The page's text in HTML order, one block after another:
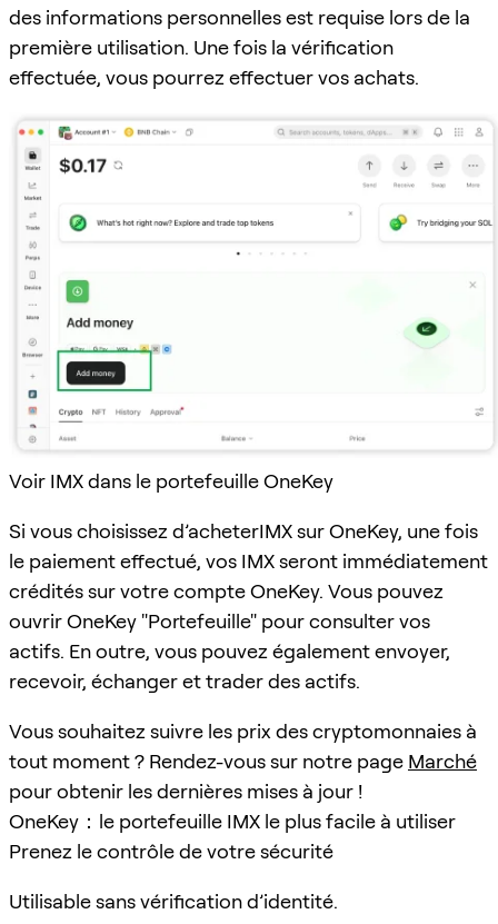
des informations personnelles est requise lors de la
première utilisation. Une fois la vérification
effectuée, vous pourrez effectuer vos achats.
Voir IMX dans le portefeuille OneKey
Si vous choisissez d’acheterIMX sur OneKey, une fois
le paiement effectué, vos IMX seront immédiatement
crédités sur votre compte OneKey. Vous pouvez
ouvrir OneKey "Portefeuille" pour consulter vos
actifs. En outre, vous pouvez également envoyer,
recevoir, échanger et trader des actifs.
Vous souhaitez suivre les prix des cryptomonnaies à
tout moment ? Rendez-vous sur notre page Marché
pour obtenir les dernières mises à jour !
OneKey：le portefeuille IMX le plus facile à utiliser
Prenez le contrôle de votre sécurité
Utilisable sans vérification d’identité.